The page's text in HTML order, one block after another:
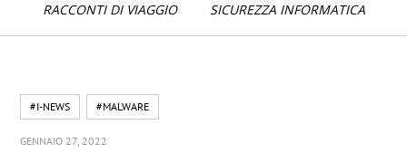
RACCONTI DI VIAGGIO
SICUREZZA INFORMATICA
#I-NEWS #MALWARE
GENNAIO 27, 2022